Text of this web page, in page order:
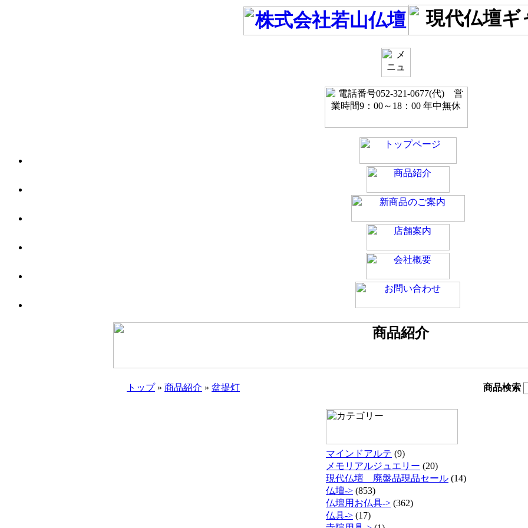
トップ» 商品紹介 » 盆提灯 商品検索
マインドアルテ (9)
メモリアルジュエリー (20)
現代仏壇 廃盤品現品セール (14)
仏壇-> (853)
仏壇用お仏具-> (362)
仏具-> (17)